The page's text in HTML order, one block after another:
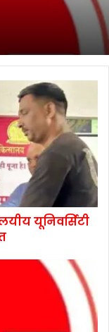
यूनिवर्सिटी